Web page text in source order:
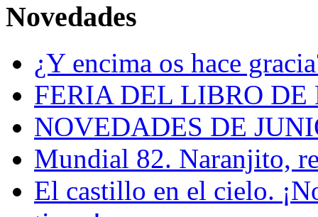
Novedades
¿Y encima os hace
FERIA DEL LIBRO
NOVEDADES DE
Mundial 82. Naranjito,
El castillo en el cielo.